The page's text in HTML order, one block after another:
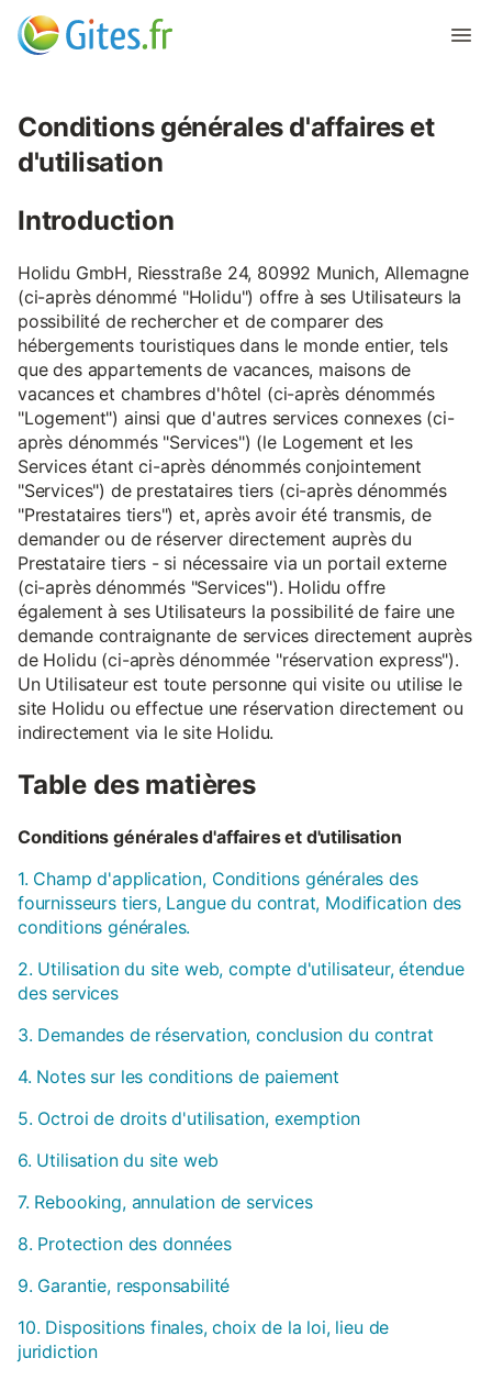
Conditions générales d'affaires et
d'utilisation
Introduction
Holidu GmbH, Riesstraße 24, 80992 Munich, Allemagne
(ci-après dénommé "Holidu") offre à ses Utilisateurs la
possibilité de rechercher et de comparer des
hébergements touristiques dans le monde entier, tels
que des appartements de vacances, maisons de
vacances et chambres d'hôtel (ci-après dénommés
"Logement") ainsi que d'autres services connexes (ci-
après dénommés "Services") (le Logement et les
Services étant ci-après dénommés conjointement
"Services") de prestataires tiers (ci-après dénommés
"Prestataires tiers") et, après avoir été transmis, de
demander ou de réserver directement auprès du
Prestataire tiers - si nécessaire via un portail externe
(ci-après dénommés "Services"). Holidu offre
également à ses Utilisateurs la possibilité de faire une
demande contraignante de services directement auprès
de Holidu (ci-après dénommée "réservation express").
Un Utilisateur est toute personne qui visite ou utilise le
site Holidu ou effectue une réservation directement ou
indirectement via le site Holidu.
Table des matières
Conditions générales d'affaires et d'utilisation
1. Champ d'application, Conditions générales des
fournisseurs tiers, Langue du contrat, Modification des
conditions générales.
2. Utilisation du site web, compte d'utilisateur, étendue
des services
3. Demandes de réservation, conclusion du contrat
4. Notes sur les conditions de paiement
5. Octroi de droits d'utilisation, exemption
6. Utilisation du site web
7. Rebooking, annulation de services
8. Protection des données
9. Garantie, responsabilité
10. Dispositions finales, choix de la loi, lieu de
juridiction